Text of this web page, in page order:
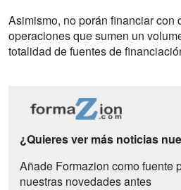
Asimismo, no porán financiar con
operaciones que sumen un
totalidad de fuentes de
¿Quieres ver más noticias
Añade Formazion como fuente
nuestras novedades antes